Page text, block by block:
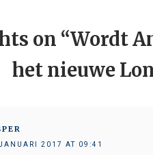
on “Wordt
het nieuwe
2017 AT 09:41